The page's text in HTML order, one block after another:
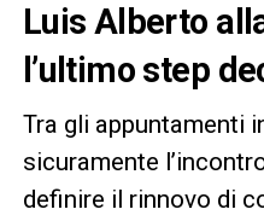
Luis Alberto
l’ultimo step
Tra gli appuntamenti
sicuramente
definire il rinnovo di